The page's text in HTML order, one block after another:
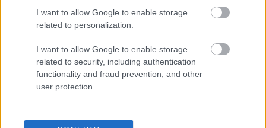
I want to allow Google to enable storage
related to personalization.
I want to allow Google to enable storage
related to security, including authentication
functionality and fraud prevention, and other
user protection.
macerával
Az air fryer gyors, praktikus és ropogós falatokat
varázsol kevesebb macerával. Mutatunk egyszerű
recepteket, amelyek hétköznap este is könnyen
beleférnek.